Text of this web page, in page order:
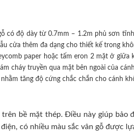
có độ dày từ 0.7mm – 1.2m phủ sơn
cửa thêm đa dạng cho thiết kế trong
paper hoặc tấm eron 2 mặt ở
cháy truyền qua mặt bên ngoài của
tăng độ cứng chắc chắn cho cánh
bề mặt thép. Điều này giúp
có nhiều màu sắc vân gỗ được